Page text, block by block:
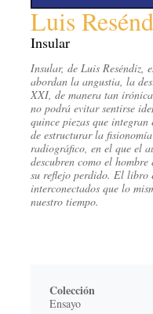
Luis
Insular
Insular, de Luis Reséndiz,
abordan la angustia, la
XXI, de manera tan
no podrá evitar sentirse
quince piezas que
de estructurar la
radiográfico, en el que el
descubren como el
su reflejo perdido. El libro
interconectados que lo
nuestro tiempo.
Colección
Ensayo